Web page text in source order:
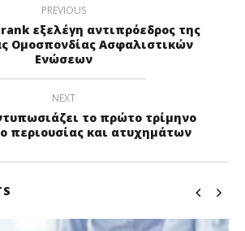
PREVIOUS
εξελέγη αντιπρόεδρος της
Ομοσπονδίας Ασφαλιστικών
Ενώσεων
NEXT
το πρώτο τρίμηνο
περιουσίας και ατυχημάτων